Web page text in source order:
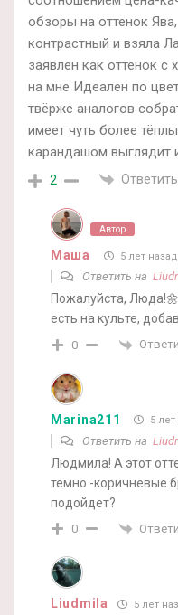
обзоры на оттенок
контрастный и взяла
заявлен как оттенок
на мне Идеален по
твёрже аналогов
имеет чуть более
карандашом выглядит
2 Ответить
Автор
Маша 5 лет назад
Ответить на
Пожалуйста,
есть на культе,
0
Marina211 5
Ответить на
Людмила! А этот
темно -коричневые
подойдет?
0
Liudmila 5 лет